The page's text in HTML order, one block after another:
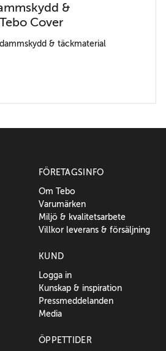
&
Cover
& täckmaterial
FÖRETAGSINFO
Om Tebo
Varumärken
Miljö & kvalitetsarbete
Villkor leverans & försäljning
KUND
Logga in
Kunskap & inspiration
Pressmeddelanden
Media
ÖPPETTIDER